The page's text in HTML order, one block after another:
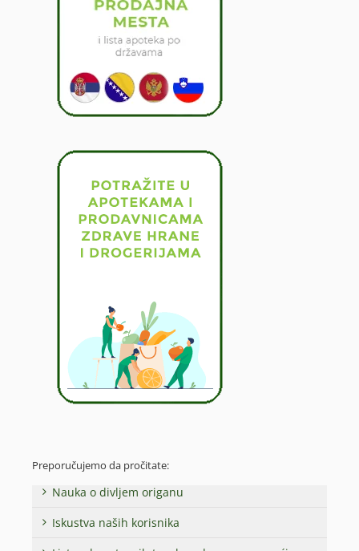
Preporučujemo da pročitate:
Nauka o divljem origanu
Iskustva naših korisnika